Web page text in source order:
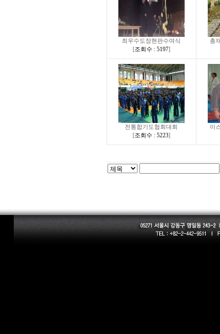
최우수도장현판수여식
[조회수 : 5197]
총
전통합기도협회대회
[조회수 : 5223]
이